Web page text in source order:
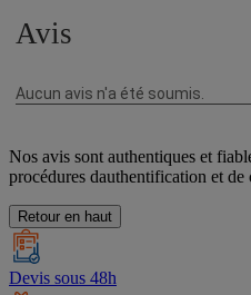
Nos avis sont authentiques et
procédures dauthentification et de
Retour en haut
Devis sous 48h